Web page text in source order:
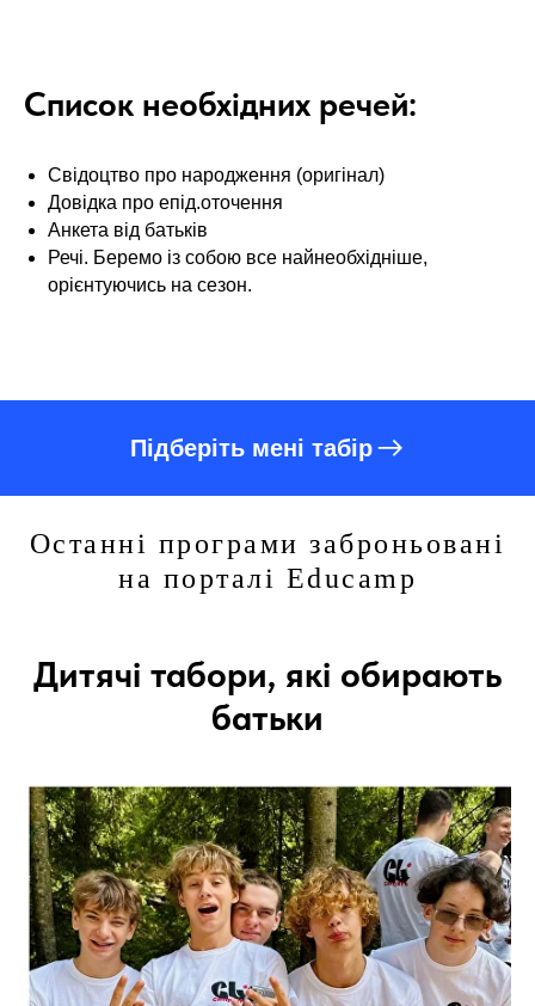
Список необхідних речей:
Свідоцтво про народження (оригінал)
Довідка про епід.оточення
Анкета від батьків
Речі. Беремо із собою все найнеобхідніше,
орієнтуючись на сезон.
Підберіть мені табір
Останні програми заброньовані
на порталі Educamp
Дитячі табори, які обирають
батьки